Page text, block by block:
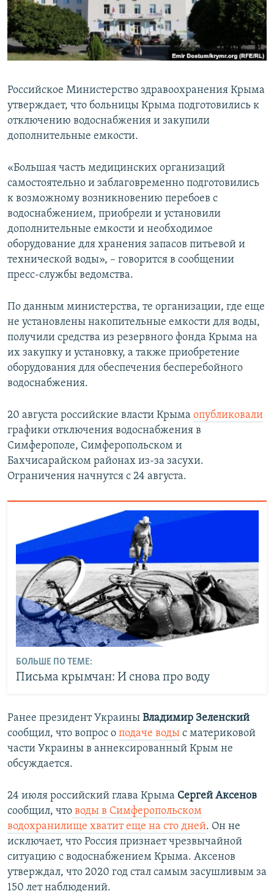
ПОБЕДИТЕЛЕЙ НЕ СУДЯТ?
КРЫМ.НЕПОКОРЕННЫЙ
ELIFBE
ПРИСОЕДИНЯЙТЕСЬ!
Все сайты RFE/RL
Российское Министерство здравоохранения Крыма
утверждает, что больницы Крыма подготовились к
отключению водоснабжения и закупили
дополнительные емкости.
«Большая часть медицинских организаций
самостоятельно и заблаговременно подготовились
к возможному возникновению перебоев с
водоснабжением, приобрели и установили
дополнительные емкости и необходимое
оборудование для хранения запасов питьевой и
технической воды», – говорится в сообщении
пресс-службы ведомства.
По данным министерства, те организации, где еще
не установлены накопительные емкости для воды,
получили средства из резервного фонда Крыма на
их закупку и установку, а также приобретение
оборудования для обеспечения бесперебойного
водоснабжения.
20 августа российские власти Крыма опубликовали
графики отключения водоснабжения в
Симферополе, Симферопольском и
Бахчисарайском районах из-за засухи.
Ограничения начнутся с 24 августа.
БОЛЬШЕ ПО ТЕМЕ:
Письма крымчан: И снова про воду
Ранее президент Украины Владимир Зеленский
сообщил, что вопрос о подаче воды с материковой
части Украины в аннексированный Крым не
обсуждается.
24 июля российский глава Крыма Сергей Аксенов
сообщил, что воды в Симферопольском
водохранилище хватит еще на сто дней. Он не
исключает, что Россия признает чрезвычайной
ситуацию с водоснабжением Крыма. Аксенов
утверждал, что 2020 год стал самым засушливым за
150 лет наблюдений.